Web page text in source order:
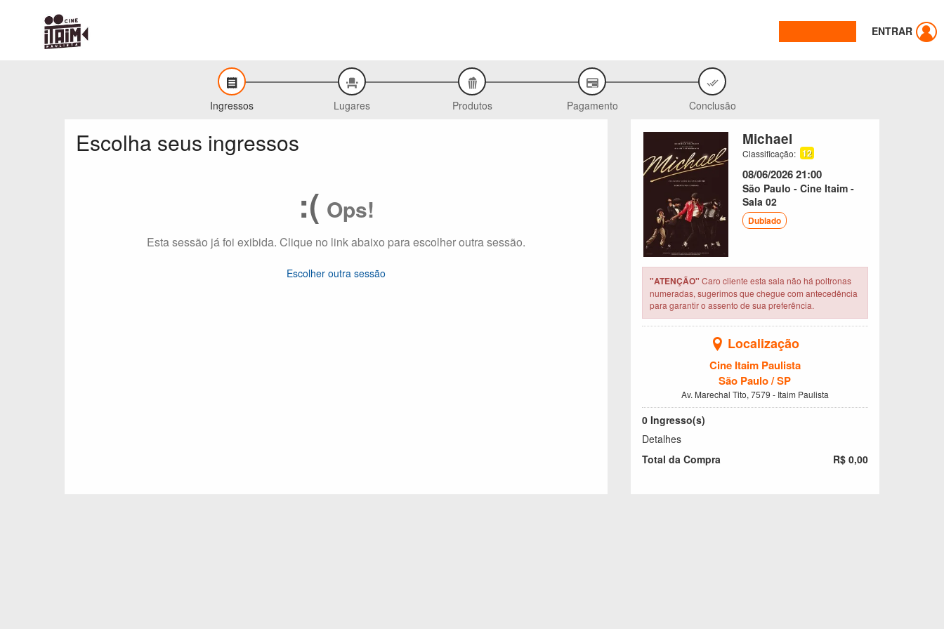
ENTRAR
Ingressos Lugares Produtos Pagamento Conclusão
Escolha seus ingressos
:( Ops!
Esta sessão já foi exibida. Clique no link abaixo para escolher outra sessão.
Escolher outra sessão
Michael
Classificação: 12
08/06/2026 21:00
São Paulo - Cine Itaim -
Sala 02
Dublado
"ATENÇÃO" Caro cliente esta sala não há poltronas
numeradas, sugerimos que chegue com antecedência
para garantir o assento de sua preferência.
Localização
Cine Itaim Paulista
São Paulo / SP
Av. Marechal Tito, 7579 - Itaim Paulista
0Ingresso(s)
Detalhes
Total da Compra
R$ 0,00